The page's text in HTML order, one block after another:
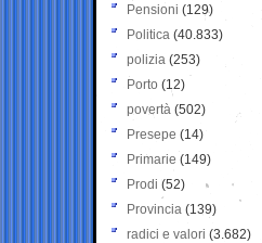
Pensioni (129)
Politica (40.833)
polizia (253)
Porto (12)
povertà (502)
Presepe (14)
Primarie (149)
Prodi (52)
Provincia (139)
radici e valori (3.682)